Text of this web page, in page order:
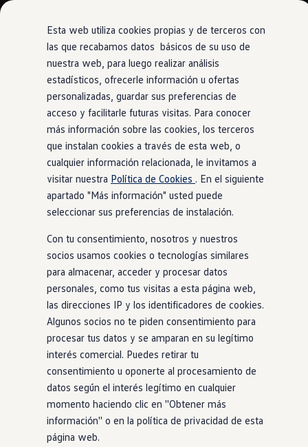
Esta web utiliza cookies propias y de terceros con
las que recabamos datos básicos de su uso de
nuestra web, para luego realizar análisis
estadísticos, ofrecerle información u ofertas
personalizadas, guardar sus preferencias de
acceso y facilitarle futuras visitas. Para conocer
más información sobre las cookies, los terceros
que instalan cookies a través de esta web, o
cualquier información relacionada, le invitamos a
visitar nuestra Política de Cookies . En el siguiente
apartado "Más información" usted puede
seleccionar sus preferencias de instalación.
Con tu consentimiento, nosotros y nuestros
socios usamos cookies o tecnologías similares
para almacenar, acceder y procesar datos
personales, como tus visitas a esta página web,
las direcciones IP y los identificadores de cookies.
Algunos socios no te piden consentimiento para
procesar tus datos y se amparan en su legítimo
interés comercial. Puedes retirar tu
consentimiento u oponerte al procesamiento de
datos según el interés legítimo en cualquier
momento haciendo clic en ''Obtener más
información'' o en la política de privacidad de esta
página web.
Ir
directamente
al contenido
Ir
directamente
al pie de
página
Nuevo ID. Polo: El eléctrico para todos
Nuevo ID. Cross 100% eléctrico
Modelos 7 plazas
Descubre el nuevo Golf GTI 50 Aniversario
Gama Deportiva
Gama SUV de Volkswagen
Ofertas y promociones
Precios Especiales
Renueva tu Volkswagen
Trae un amigo a Volkswagen Canarias
Financiación Volkswagen
Volkswagen Flex & Serenity
Renting
Vehículos de ocasión
Concursos Volkswagen
Clientes
Buscador de Concesionarios
Atención al cliente
Accesorios
Guía de mantenimiento
Información Útil
Viajar en coche
WLTP
Aceite y líquidos
EA189
Etiquetado de neumáticos UE - Volkswagen
Reciclaje Volkswagen Canarias
Servicios de mantenimiento
Garantía Volkswagen
Homologaciones y certificados de conformidad
Información sobre el apagón de redes 2G-3G
Recambios
Recambios reconstruidos